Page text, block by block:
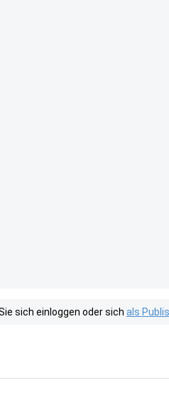
sich einloggen oder sich als